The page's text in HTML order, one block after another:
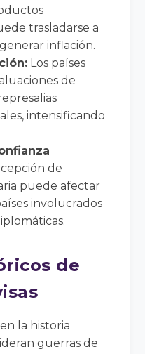
trasladarse a
inflación.
Los países
de
intensificando
de
puede afectar
involucrados
de
la historia
guerras de